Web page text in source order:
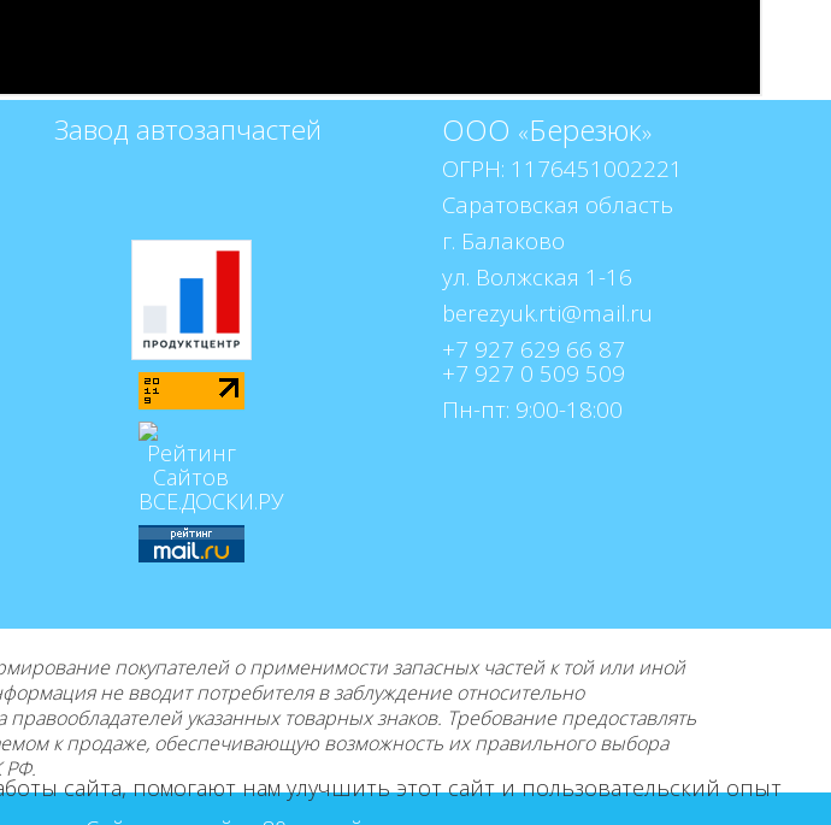
Завод автозапчастей ООО «Березюк»
ОГРН: 1176451002221
Саратовская область
г. Балаково
ул. Волжская 1-16
+7 927 629 66 87
+7 927 0 509 509
Пн-пт: 9:00-18:00
покупателей о применимости запасных частей к той или иной
не вводит потребителя в заблуждение относительно
указанных товарных знаков. Требование предоставлять
к продаже, обеспечивающую возможность их правильного выбора
РФ.
сайта, помогают нам улучшить этот сайт и пользовательский опыт